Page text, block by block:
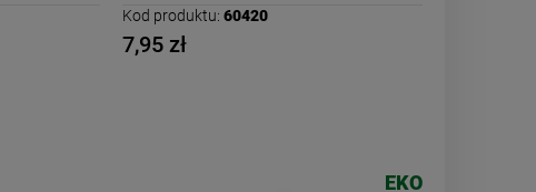
Kod produktu: 60420
7,95 zł
EKO